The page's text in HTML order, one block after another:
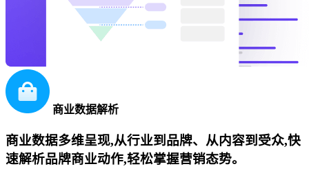
商业数据解析
商业数据多维呈现,从行业到品牌、从内容到受众,快
速解析品牌商业动作,轻松掌握营销态势。